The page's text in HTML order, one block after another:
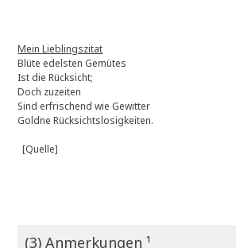
Mein Lieblingszitat
Blüte edelsten Gemütes
Ist die Rücksicht;
Doch zuzeiten
Sind erfrischend wie Gewitter
Goldne Rücksichtslosigkeiten.
[Quelle]
(3) Anmerkungen ¹